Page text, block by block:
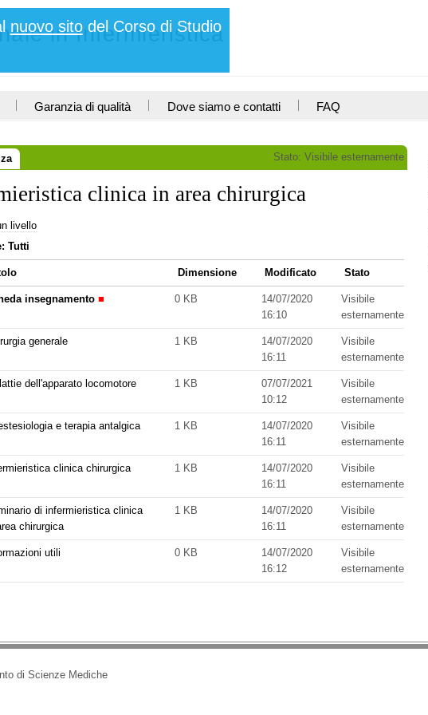
nuovo sitodel Corso di Studio
in Infermieristica
Garanzia di qualità Dove siamo e contatti FAQ
Stato: Visibile esternamente
clinica in area chirurgica
livello
Tutti
Dimensione Modificato Stato
insegnamento ■ 0 KB
14/07/2020
16:10
Visibile
esternamente
generale 1 KB
14/07/2020
16:11
Visibile
esternamente
dell'apparato locomotore 1 KB
07/07/2021
10:12
Visibile
esternamente
e terapia antalgica 1 KB
14/07/2020
16:11
Visibile
esternamente
clinica chirurgica 1 KB
14/07/2020
16:11
Visibile
esternamente
di infermieristica clinica
chirurgica
1 KB
14/07/2020
16:11
Visibile
esternamente
utili 0 KB
14/07/2020
16:12
Visibile
esternamente
di Scienze Mediche